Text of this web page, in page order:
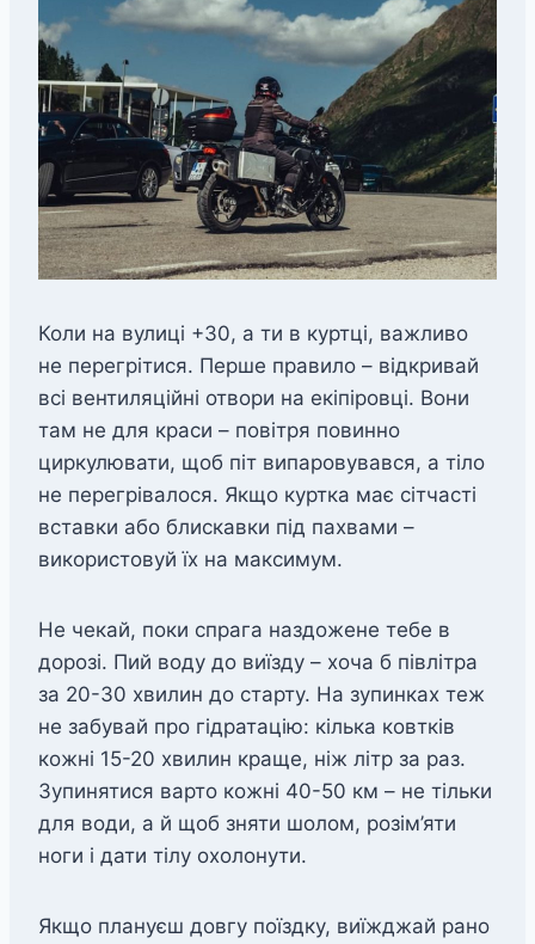
Коли на вулиці +30, а ти в куртці, важливо
не перегрітися. Перше правило – відкривай
всі вентиляційні отвори на екіпіровці. Вони
там не для краси – повітря повинно
циркулювати, щоб піт випаровувався, а тіло
не перегрівалося. Якщо куртка має сітчасті
вставки або блискавки під пахвами –
використовуй їх на максимум.
Не чекай, поки спрага наздожене тебе в
дорозі. Пий воду до виїзду – хоча б півлітра
за 20-30 хвилин до старту. На зупинках теж
не забувай про гідратацію: кілька ковтків
кожні 15-20 хвилин краще, ніж літр за раз.
Зупинятися варто кожні 40-50 км – не тільки
для води, а й щоб зняти шолом, розім’яти
ноги і дати тілу охолонути.
Якщо плануєш довгу поїздку, виїжджай рано